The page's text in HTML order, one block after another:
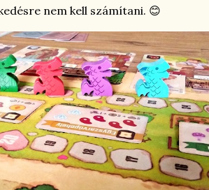
nem kell számítani. 😊